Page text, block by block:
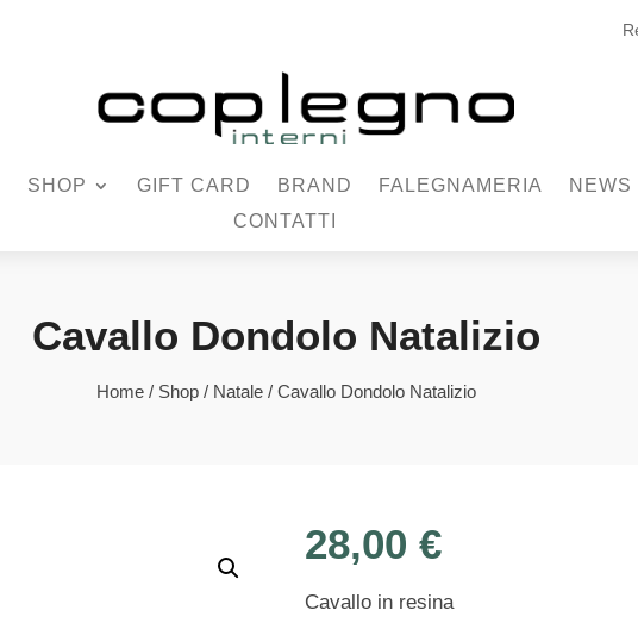
SHOP GIFT CARD BRAND FALEGNAMERIA
NEWS
CONTATTI
Cavallo Dondolo Natalizio
Home/ Shop/ Natale/ Cavallo Dondolo Natalizio
28,00€
Cavallo in resina